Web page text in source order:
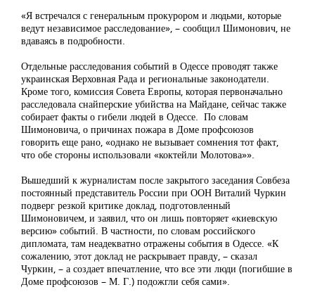
«Я встречался с генеральным прокурором и людьми, которые
ведут независимое расследование», – сообщил Шимонович, не
вдаваясь в подробности.
Отдельные расследования событий в Одессе проводят также
украинская Верховная Рада и региональные законодатели.
Кроме того, комиссия Совета Европы, которая первоначально
расследовала снайперские убийства на Майдане, сейчас также
собирает факты о гибели людей в Одессе. По словам
Шимоновича, о причинах пожара в Доме профсоюзов
говорить еще рано, «однако не вызывает сомнения тот факт,
что обе стороны использовали «коктейли Молотова»».
Вышедший к журналистам после закрытого заседания Совбеза
постоянный представитель России при ООН Виталий Чуркин
подверг резкой критике доклад, подготовленный
Шимоновичем, и заявил, что он лишь повторяет «киевскую
версию» событий. В частности, по словам российского
дипломата, там неадекватно отражены события в Одессе. «К
сожалению, этот доклад не раскрывает правду, – сказал
Чуркин, – а создает впечатление, что все эти люди (погибшие в
Доме профсоюзов – М. Г.) подожгли себя сами».